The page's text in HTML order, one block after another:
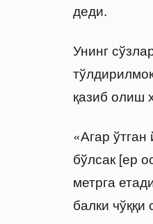
деди.
Унинг
қазиб олиш
«Агар
бўлсак [ер
метрга
балки